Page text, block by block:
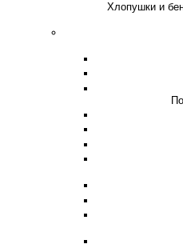
Хлопушки и